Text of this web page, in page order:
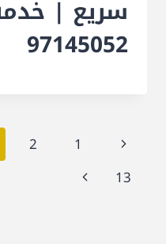
97145052
تنقل
الصفحة
الصفحة
السابقة
1
2
13
الصفحة